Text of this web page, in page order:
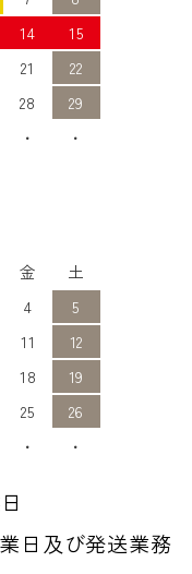
14
15
21
22
28
29
・ ・
金
土
4
5
11
12
18
19
25
26
・ ・
日及び発送業務